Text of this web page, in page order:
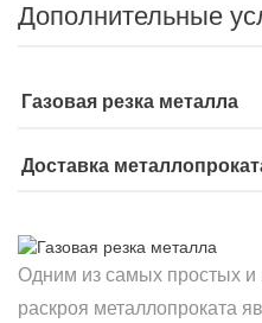
Дополнительные
Газовая резка металла
Доставка
Одним из самых простых и
раскроя металлопроката